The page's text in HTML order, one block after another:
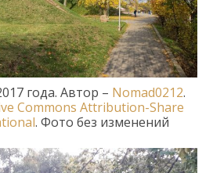
года. Автор – Nomad0212.
Commons Attribution-Share
. Фото без изменений